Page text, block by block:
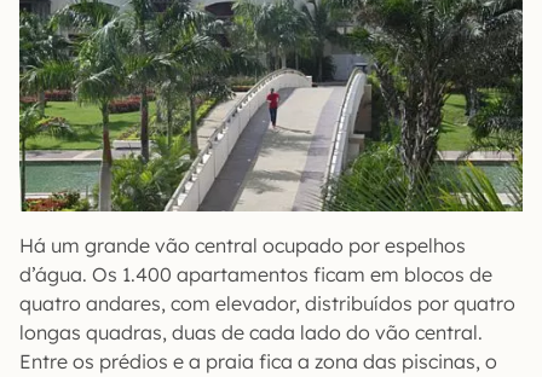
Há um grande vão central ocupado por espelhos
d’água. Os 1.400 apartamentos ficam em blocos de
quatro andares, com elevador, distribuídos por quatro
longas quadras, duas de cada lado do vão central.
Entre os prédios e a praia fica a zona das piscinas, o